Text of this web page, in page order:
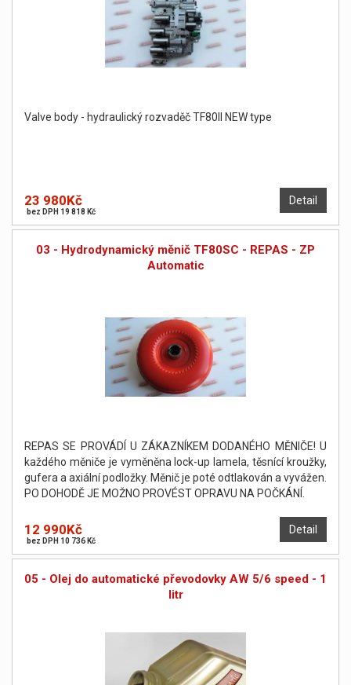
Valve body - hydraulický rozvaděč TF80II NEW type
Detail
23 980Kč
bez DPH 19 818 Kč
03 - Hydrodynamický měnič TF80SC - REPAS - ZP
Automatic
REPAS SE PROVÁDÍ U ZÁKAZNÍKEM DODANÉHO MĚNIČE! U
každého měniče je vyměněna lock-up lamela, těsnící kroužky,
gufera a axiální podložky. Měnič je poté odtlakován a vyvážen.
PO DOHODĚ JE MOŽNO PROVÉST OPRAVU NA POČKÁNÍ.
Detail
12 990Kč
bez DPH 10 736 Kč
05 - Olej do automatické převodovky AW 5/6 speed - 1
litr